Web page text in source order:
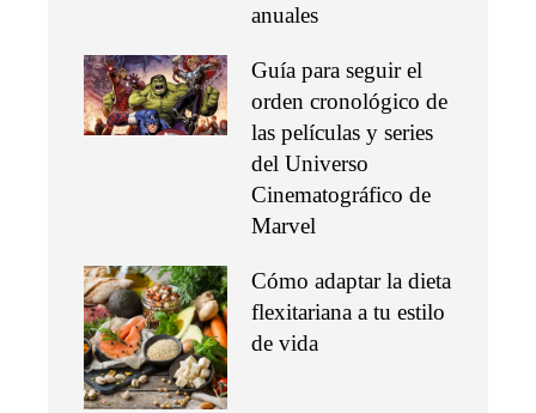
anuales
Guía para seguir el
orden cronológico de
las películas y series
del Universo
Cinematográfico de
Marvel
Cómo adaptar la dieta
flexitariana a tu estilo
de vida